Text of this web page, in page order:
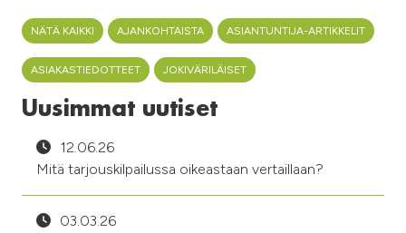
NÄTÄ KAIKKI AJANKOHTAISTA ASIANTUNTIJA-ARTIKKELIT
ASIAKASTIEDOTTEET JOKIVÄRILÄISET
Uusimmat uutiset
12.06.26
Mitä tarjouskilpailussa oikeastaan vertaillaan?
03.03.26